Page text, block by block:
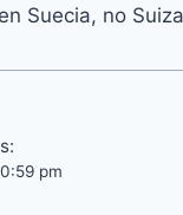
Suecia, no
pm